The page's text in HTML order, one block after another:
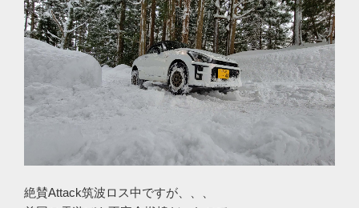
絶賛Attack筑波ロス中ですが、、、